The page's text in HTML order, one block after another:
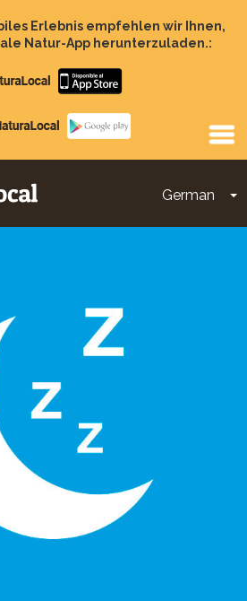
Erlebnis empfehlen wir Ihnen,
Natur-App herunterzuladen.:
Apple
store
Google
Play
German
Main